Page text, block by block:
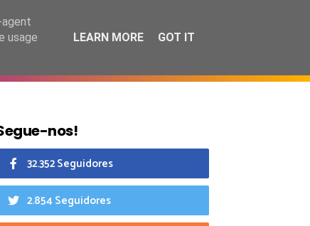
CALENDÁRIO
nos!
32.352 Seguidores
2.854 Seguidores
usage
LEARN MORE GOT IT